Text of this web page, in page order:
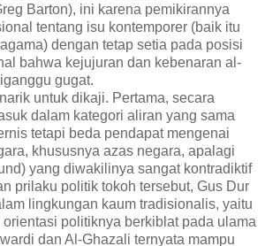
Barton), ini karena pemikirannya
tentang isu kontemporer (baik itu
dengan tetap setia pada posisi
bahwa kejujuran dan kebenaran al-
gugat.
untuk dikaji. Pertama, secara
dalam kategori aliran yang sama
tetapi beda pendapat mengenai
khususnya azas negara, apalagi
yang diwakilinya sangat kontradiktif
prilaku politik tokoh tersebut, Gus Dur
lingkungan kaum tradisionalis, yaitu
politiknya berkiblat pada ulama
dan Al-Ghazali ternyata mampu